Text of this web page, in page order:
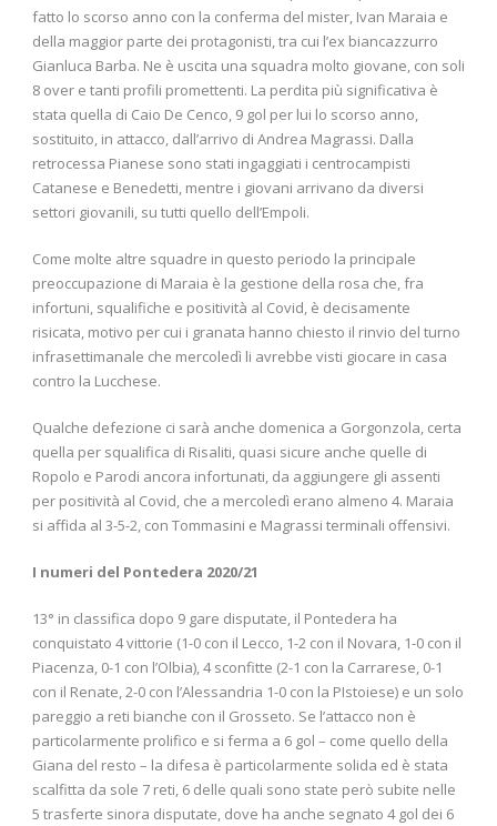
fatto lo scorso anno con la conferma del mister, Ivan Maraia e
della maggior parte dei protagonisti, tra cui l’ex biancazzurro
Gianluca Barba. Ne è uscita una squadra molto giovane, con soli
8 over e tanti profili promettenti. La perdita più significativa è
stata quella di Caio De Cenco, 9 gol per lui lo scorso anno,
sostituito, in attacco, dall’arrivo di Andrea Magrassi. Dalla
retrocessa Pianese sono stati ingaggiati i centrocampisti
Catanese e Benedetti, mentre i giovani arrivano da diversi
settori giovanili, su tutti quello dell’Empoli.
Come molte altre squadre in questo periodo la principale
preoccupazione di Maraia è la gestione della rosa che, fra
infortuni, squalifiche e positività al Covid, è decisamente
risicata, motivo per cui i granata hanno chiesto il rinvio del turno
infrasettimanale che mercoledì li avrebbe visti giocare in casa
contro la Lucchese.
Qualche defezione ci sarà anche domenica a Gorgonzola, certa
quella per squalifica di Risaliti, quasi sicure anche quelle di
Ropolo e Parodi ancora infortunati, da aggiungere gli assenti
per positività al Covid, che a mercoledì erano almeno 4. Maraia
si affida al 3-5-2, con Tommasini e Magrassi terminali offensivi.
I numeri del Pontedera 2020/21
13° in classifica dopo 9 gare disputate, il Pontedera ha
conquistato 4 vittorie (1-0 con il Lecco, 1-2 con il Novara, 1-0 con il
Piacenza, 0-1 con l’Olbia), 4 sconfitte (2-1 con la Carrarese, 0-1
con il Renate, 2-0 con l’Alessandria 1-0 con la PIstoiese) e un solo
pareggio a reti bianche con il Grosseto. Se l’attacco non è
particolarmente prolifico e si ferma a 6 gol – come quello della
Giana del resto – la difesa è particolarmente solida ed è stata
scalfitta da sole 7 reti, 6 delle quali sono state però subite nelle
5 trasferte sinora disputate, dove ha anche segnato 4 gol dei 6